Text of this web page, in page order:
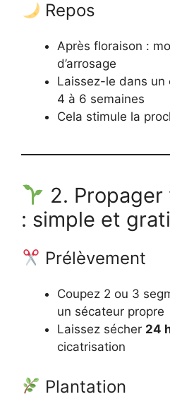
Repos
Après floraison :
d’arrosage
Laissez-le dans
4 à 6 semaines
Cela stimule la
2.
: simple et
Prélèvement
Coupez 2 ou 3
un sécateur propre
Laissez sécher 24
cicatrisation
Plantation